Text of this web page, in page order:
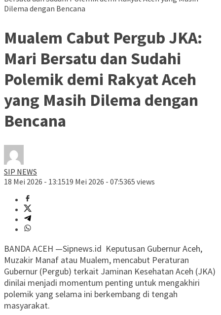
Dilema dengan Bencana
Mualem Cabut Pergub JKA:
Mari Bersatu dan Sudahi
Polemik demi Rakyat Aceh
yang Masih Dilema dengan
Bencana
SIP NEWS
18 Mei 2026 - 13:1519 Mei 2026 - 07:5365 views
BANDA ACEH —Sipnews.id Keputusan Gubernur Aceh,
Muzakir Manaf atau Mualem, mencabut Peraturan
Gubernur (Pergub) terkait Jaminan Kesehatan Aceh (JKA)
dinilai menjadi momentum penting untuk mengakhiri
polemik yang selama ini berkembang di tengah
masyarakat.